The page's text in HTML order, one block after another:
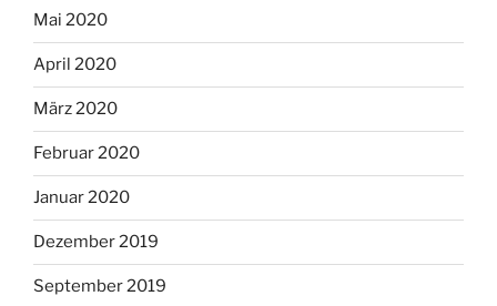
Mai 2020
April 2020
März 2020
Februar 2020
Januar 2020
Dezember 2019
September 2019